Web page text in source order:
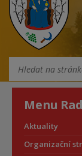
Menu
Aktuality
Organizační